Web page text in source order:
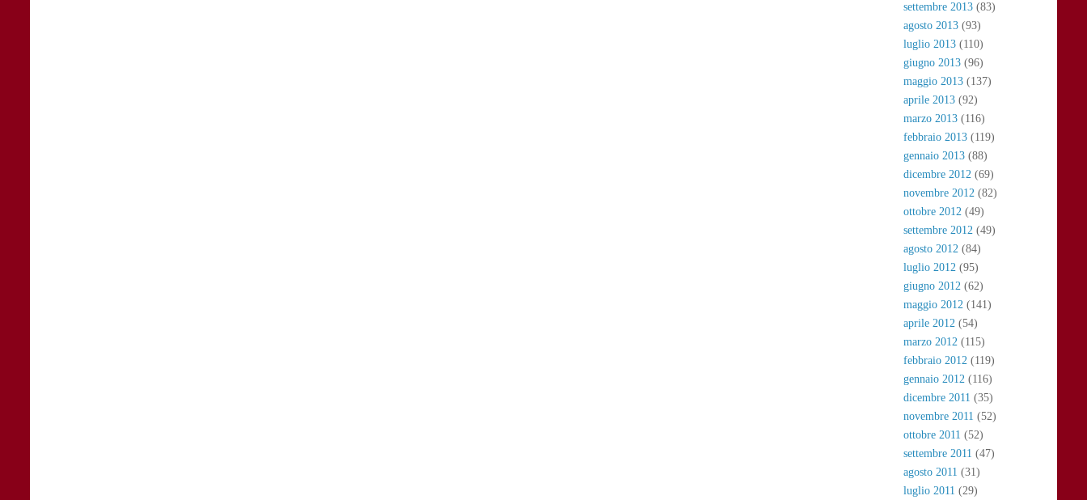
settembre 2013 (83)
agosto 2013 (93)
luglio 2013 (110)
giugno 2013 (96)
maggio 2013 (137)
aprile 2013 (92)
marzo 2013 (116)
febbraio 2013 (119)
gennaio 2013 (88)
dicembre 2012 (69)
novembre 2012 (82)
ottobre 2012 (49)
settembre 2012 (49)
agosto 2012 (84)
luglio 2012 (95)
giugno 2012 (62)
maggio 2012 (141)
aprile 2012 (54)
marzo 2012 (115)
febbraio 2012 (119)
gennaio 2012 (116)
dicembre 2011 (35)
novembre 2011 (52)
ottobre 2011 (52)
settembre 2011 (47)
agosto 2011 (31)
luglio 2011 (29)